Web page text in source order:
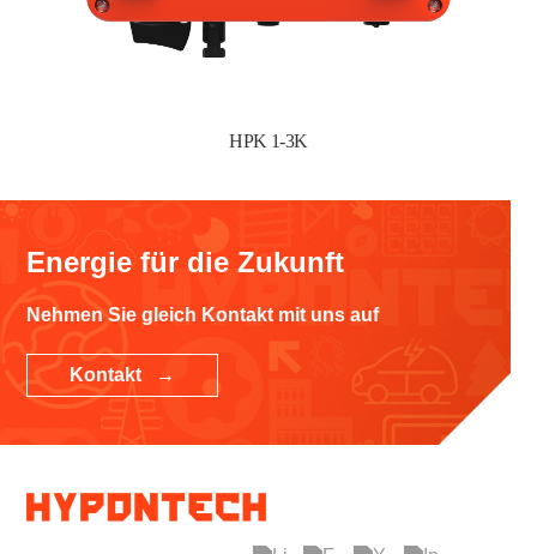
HPK 1-3K
Energie für die Zukunft
Nehmen Sie gleich Kontakt mit uns auf
Kontakt →